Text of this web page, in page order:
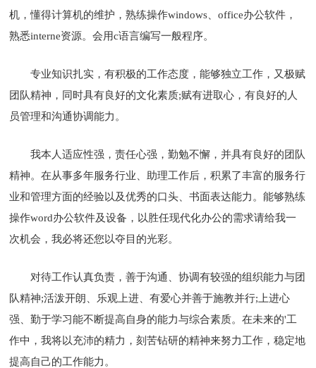
机，懂得计算机的维护，熟练操作windows、office办公软件，
熟悉interne资源。会用c语言编写一般程序。
专业知识扎实，有积极的工作态度，能够独立工作，又极赋
团队精神，同时具有良好的文化素质;赋有进取心，有良好的人
员管理和沟通协调能力。
我本人适应性强，责任心强，勤勉不懈，并具有良好的团队
精神。在从事多年服务行业、助理工作后，积累了丰富的服务行
业和管理方面的经验以及优秀的口头、书面表达能力。能够熟练
操作word办公软件及设备，以胜任现代化办公的需求请给我一
次机会，我必将还您以夺目的光彩。
对待工作认真负责，善于沟通、协调有较强的组织能力与团
队精神;活泼开朗、乐观上进、有爱心并善于施教并行;上进心
强、勤于学习能不断提高自身的能力与综合素质。在未来的'工
作中，我将以充沛的精力，刻苦钻研的精神来努力工作，稳定地
提高自己的工作能力。